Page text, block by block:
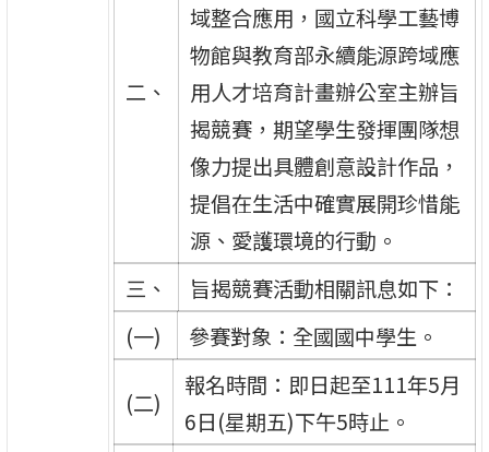
二、
域整合應用，國立科學工藝博
物館與教育部永續能源跨域應
用人才培育計畫辦公室主辦旨
揭競賽，期望學生發揮團隊想
像力提出具體創意設計作品，
提倡在生活中確實展開珍惜能
源、愛護環境的行動。
三、
旨揭競賽活動相關訊息如下：
(一)
參賽對象：全國國中學生。
(二)
報名時間：即日起至111年5月
6日(星期五)下午5時止。